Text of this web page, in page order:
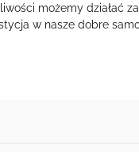
możemy działać
w nasze dobre